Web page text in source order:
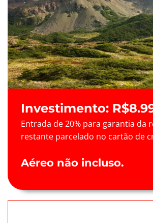
Investimento: R
Entrada de 20% para garantia da
restante parcelado no cartão de
Aéreo não incluso.